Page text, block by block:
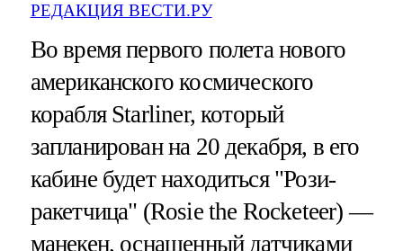
РЕДАКЦИЯ ВЕСТИ.РУ
Во время первого полета нового
американского космического
корабля Starliner, который
запланирован на 20 декабря, в его
кабине будет находиться "Рози-
ракетчица" (Rosie the Rocketeer) —
манекен, оснащенный датчиками